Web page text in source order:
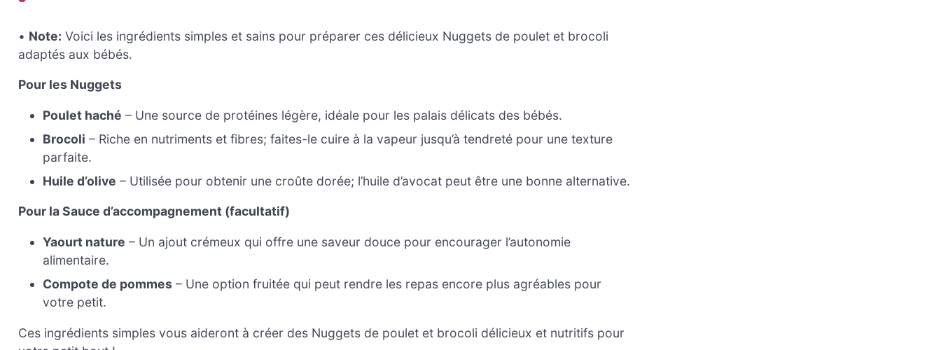
• Note: Voici les ingrédients simples et sains pour préparer ces délicieux Nuggets de poulet et brocoli
adaptés aux bébés.
Pour les Nuggets
Poulet haché – Une source de protéines légère, idéale pour les palais délicats des bébés.
Brocoli – Riche en nutriments et fibres; faites-le cuire à la vapeur jusqu’à tendreté pour une texture
parfaite.
Huile d’olive – Utilisée pour obtenir une croûte dorée; l’huile d’avocat peut être une bonne alternative.
Pour la Sauce d’accompagnement (facultatif)
Yaourt nature – Un ajout crémeux qui offre une saveur douce pour encourager l’autonomie
alimentaire.
Compote de pommes – Une option fruitée qui peut rendre les repas encore plus agréables pour
votre petit.
Ces ingrédients simples vous aideront à créer des Nuggets de poulet et brocoli délicieux et nutritifs pour